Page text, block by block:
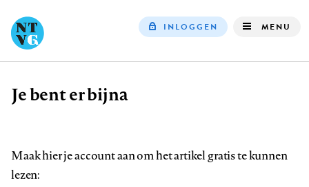
INLOGGEN MENU
Kruimelpad
Je bent er bijna
Maak hier je account aan om het artikel gratis te kunnen
lezen: